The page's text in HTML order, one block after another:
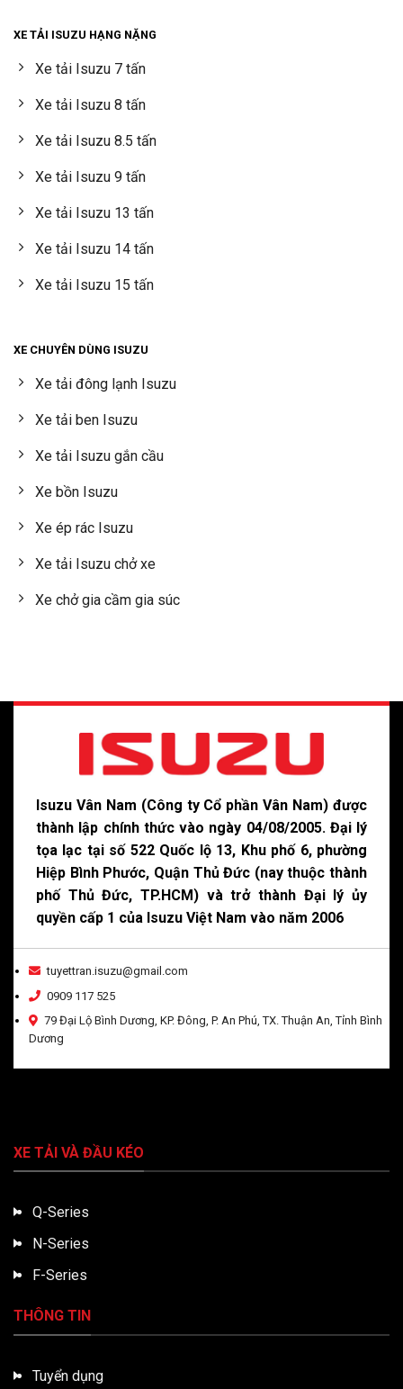
XE TẢI ISUZU HẠNG NẶNG
Xe tải Isuzu 7 tấn
Xe tải Isuzu 8 tấn
Xe tải Isuzu 8.5 tấn
Xe tải Isuzu 9 tấn
Xe tải Isuzu 13 tấn
Xe tải Isuzu 14 tấn
Xe tải Isuzu 15 tấn
XE CHUYÊN DÙNG ISUZU
Xe tải đông lạnh Isuzu
Xe tải ben Isuzu
Xe tải Isuzu gắn cầu
Xe bồn Isuzu
Xe ép rác Isuzu
Xe tải Isuzu chở xe
Xe chở gia cầm gia súc
Isuzu Vân Nam (Công ty Cổ phần Vân Nam) được
thành lập chính thức vào ngày 04/08/2005. Đại lý
tọa lạc tại số 522 Quốc lộ 13, Khu phố 6, phường
Hiệp Bình Phước, Quận Thủ Đức (nay thuộc thành
phố Thủ Đức, TP.HCM) và trở thành Đại lý ủy
quyền cấp 1 của Isuzu Việt Nam vào năm 2006
tuyettran.isuzu@gmail.com
0909 117 525
79 Đại Lộ Bình Dương, KP. Đông, P. An Phú, TX. Thuận An, Tỉnh Bình
Dương
XE TẢI VÀ ĐẦU KÉO
Q-Series
N-Series
F-Series
THÔNG TIN
Tuyển dụng